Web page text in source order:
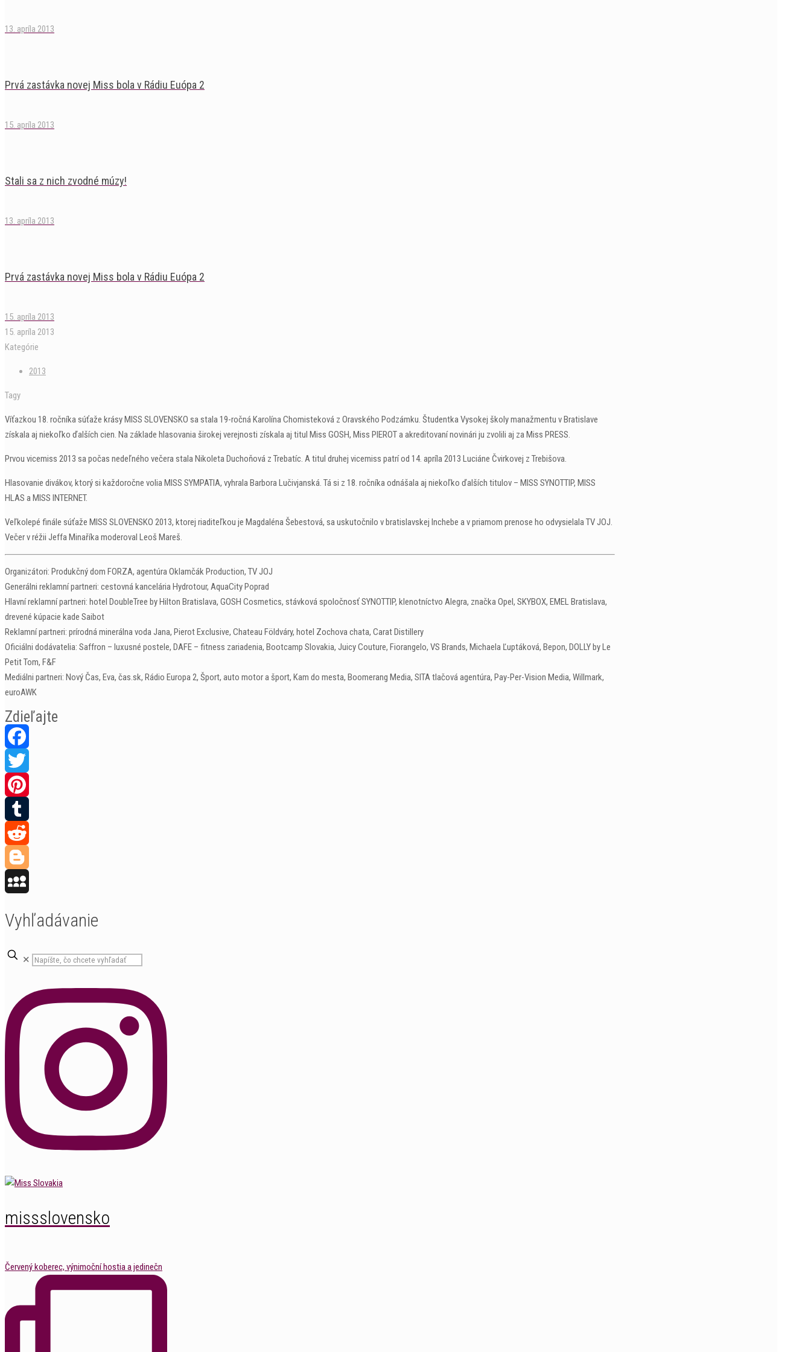
13. apríla 2013
Prvá zastávka novej Miss bola v Rádiu Euópa 2
15. apríla 2013
Stali sa z nich zvodné múzy!
13. apríla 2013
Prvá zastávka novej Miss bola v Rádiu Euópa 2
15. apríla 2013
15. apríla 2013
Kategórie
2013
Tagy
Víťazkou 18. ročníka súťaže krásy MISS SLOVENSKO sa stala 19-ročná Karolína Chomisteková z Oravského Podzámku. Študentka Vysokej školy manažmentu v Bratislave
získala aj niekoľko ďalších cien. Na základe hlasovania širokej verejnosti získala aj titul Miss GOSH, Miss PIEROT a akreditovaní novinári ju zvolili aj za Miss PRESS.
Prvou vicemiss 2013 sa počas nedeľného večera stala Nikoleta Duchoňová z Trebatíc. A titul druhej vicemiss patrí od 14. apríla 2013 Luciáne Čvirkovej z Trebišova.
Hlasovanie divákov, ktorý si každoročne volia MISS SYMPATIA, vyhrala Barbora Lučivjanská. Tá si z 18. ročníka odnášala aj niekoľko ďalších titulov – MISS SYNOTTIP, MISS
HLAS a MISS INTERNET.
Veľkolepé finále súťaže MISS SLOVENSKO 2013, ktorej riaditeľkou je Magdaléna Šebestová, sa uskutočnilo v bratislavskej Inchebe a v priamom prenose ho odvysielala TV JOJ.
Večer v réžii Jeffa Minaříka moderoval Leoš Mareš.
Organizátori: Produkčný dom FORZA, agentúra Oklamčák Production, TV JOJ
Generálni reklamní partneri: cestovná kancelária Hydrotour, AquaCity Poprad
Hlavní reklamní partneri: hotel DoubleTree by Hilton Bratislava, GOSH Cosmetics, stávková spoločnosť SYNOTTIP, klenotníctvo Alegra, značka Opel, SKYBOX, EMEL Bratislava,
drevené kúpacie kade Saibot
Reklamní partneri: prírodná minerálna voda Jana, Pierot Exclusive, Chateau Földváry, hotel Zochova chata, Carat Distillery
Oficiálni dodávatelia: Saffron – luxusné postele, DAFE – fitness zariadenia, Bootcamp Slovakia, Juicy Couture, Fiorangelo, VS Brands, Michaela Ľuptáková, Bepon, DOLLY by Le
Petit Tom, F&F
Mediálni partneri: Nový Čas, Eva, čas.sk, Rádio Europa 2, Šport, auto motor a šport, Kam do mesta, Boomerang Media, SITA tlačová agentúra, Pay-Per-Vision Media, Willmark,
euroAWK
Zdieľajte
Facebook
Twitter
Pinterest
Tumblr
Reddit
Blogger
Vyhľadávanie
✕
missslovensko
Červený koberec, výnimoční hostia a jedinečn